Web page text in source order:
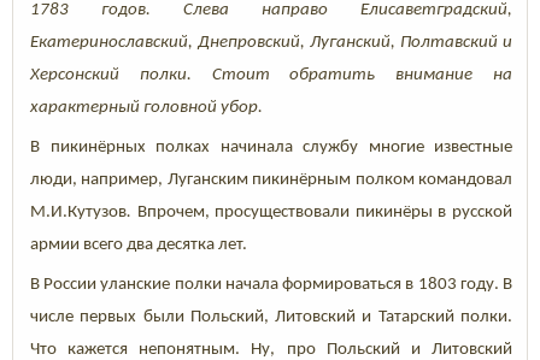
1783 годов. Слева направо Елисаветградский,
Екатеринославский, Днепровский, Луганский, Полтавский и
Херсонский полки. Стоит обратить внимание на
характерный головной убор.
В пикинёрных полках начинала службу многие известные
люди, например, Луганским пикинёрным полком командовал
М.И.Кутузов. Впрочем, просуществовали пикинёры в русской
армии всего два десятка лет.
В России уланские полки начала формироваться в 1803 году. В
числе первых были Польский, Литовский и Татарский полки.
Что кажется непонятным. Ну, про Польский и Литовский